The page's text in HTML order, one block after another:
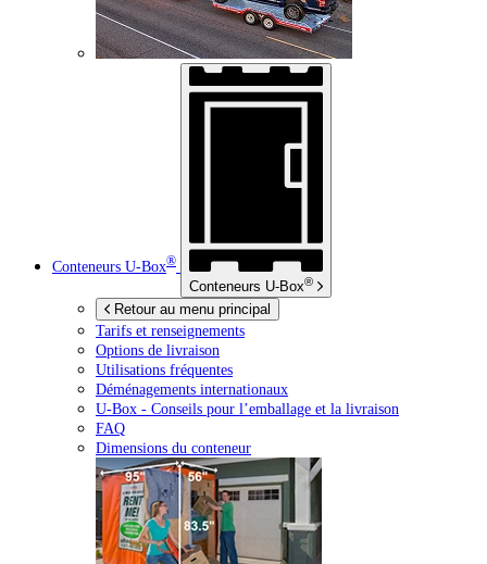
Conteneurs U-Box®
Conteneurs U-Box®
Retour au menu principal
Tarifs et renseignements
Options de livraison
Utilisations fréquentes
Déménagements internationaux
U-Box - Conseils pour l’emballage et la livraison
FAQ
Dimensions du conteneur